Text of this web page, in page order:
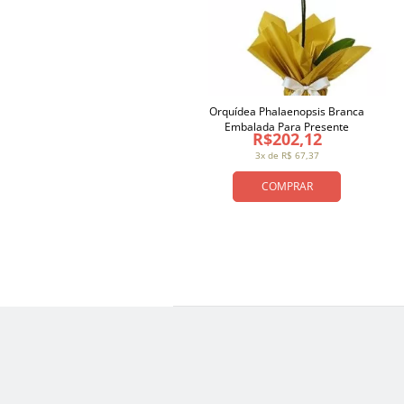
COMPRAR
3x de R$ 67,37
R$202,12
Orquídea Phalaenopsis Branca
Embalada Para Presente